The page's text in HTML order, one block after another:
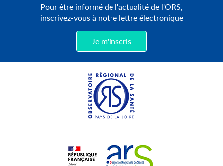
Pour être informé de l'actualité de l'ORS,
inscrivez-vous à notre lettre électronique
Je m'inscris